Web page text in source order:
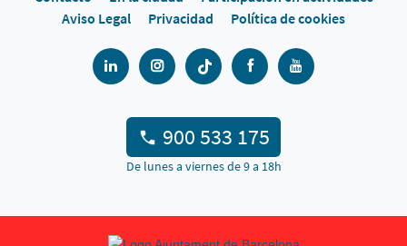
Aviso Legal
Privacidad Política de cookies
900 533 175
De lunes a viernes de 9 a 18h